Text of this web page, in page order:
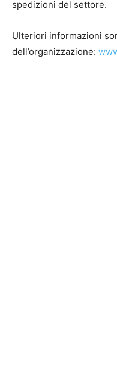
spedizioni del settore.
Ulteriori informazioni
dell’organizzazione: